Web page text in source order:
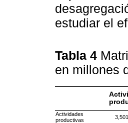
estudiar el
Tabla 4
en millones
Actividades
productivas